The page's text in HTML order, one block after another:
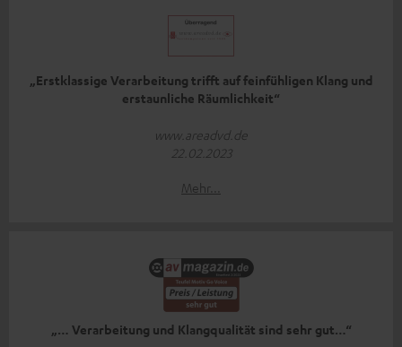
„Erstklassige Verarbeitung trifft auf feinfühligen Klang und
erstaunliche Räumlichkeit“
www.areadvd.de
22.02.2023
Mehr...
„… Verarbeitung und Klangqualität sind sehr gut…“